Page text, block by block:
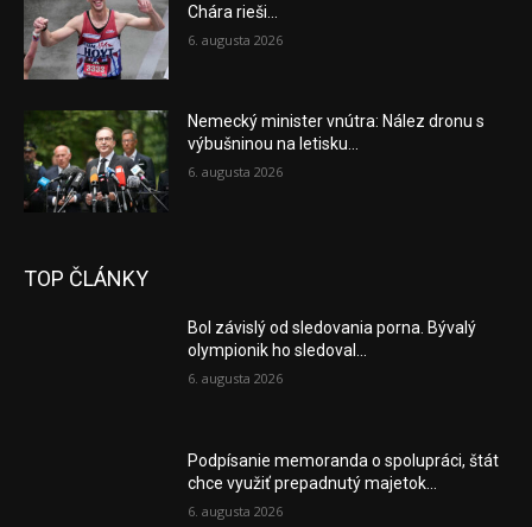
Chára rieši...
6. augusta 2026
Nemecký minister vnútra: Nález dronu s
výbušninou na letisku...
6. augusta 2026
TOP ČLÁNKY
Bol závislý od sledovania porna. Bývalý
olympionik ho sledoval...
6. augusta 2026
Podpísanie memoranda o spolupráci, štát
chce využiť prepadnutý majetok...
6. augusta 2026